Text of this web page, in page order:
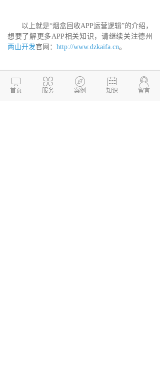
以上就是“烟盒回收APP运营逻辑”的介绍，
想要了解更多APP相关知识，请继续关注德州
两山开发官网： http://www.dzkaifa.cn。
德州两山开发，这是一家专业的
软件开发
公司，专注为企业提供一站式
APP开发
，系统

首页

服务

案例

知识

留言